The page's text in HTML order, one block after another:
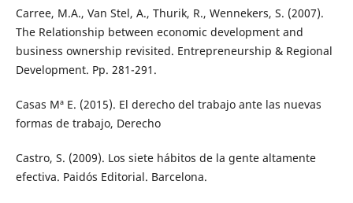
Carree, M.A., Van Stel, A., Thurik, R., Wennekers, S. (2007).
The Relationship between economic development and
business ownership revisited. Entrepreneurship & Regional
Development. Pp. 281-291.
Casas Mª E. (2015). El derecho del trabajo ante las nuevas
formas de trabajo, Derecho
Castro, S. (2009). Los siete hábitos de la gente altamente
efectiva. Paidós Editorial. Barcelona.